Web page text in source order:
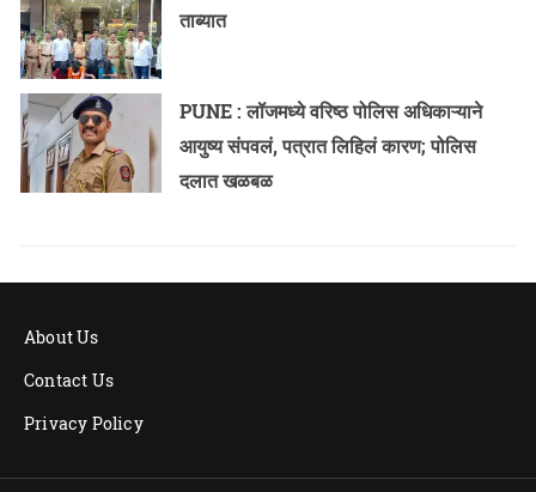
ताब्यात
PUNE : लॉजमध्ये वरिष्ठ पोलिस अधिकाऱ्याने
आयुष्य संपवलं, पत्रात लिहिलं कारण; पोलिस
दलात खळबळ
About Us
Contact Us
Privacy Policy